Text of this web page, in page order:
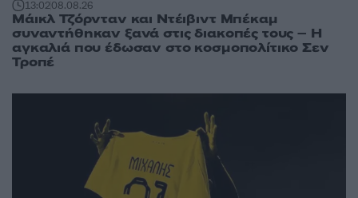
13:0208.08.26
Μάικλ Τζόρνταν και Ντέιβιντ Μπέκαμ
συναντήθηκαν ξανά στις διακοπές τους – Η
αγκαλιά που έδωσαν στο κοσμοπολίτικο Σεν
Τροπέ